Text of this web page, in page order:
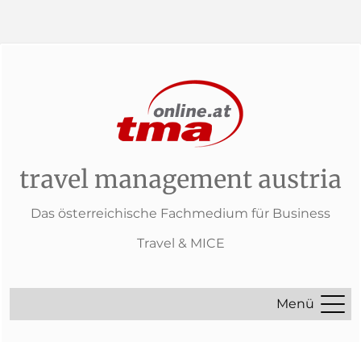
travel management austria
Das österreichische Fachmedium für Business
Travel & MICE
Menü